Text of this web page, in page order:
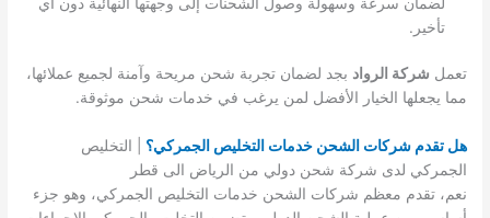
تأخير.
تعمل شركة الرواد بجد لضمان تجربة شحن مريحة وآمنة لجميع عملائها،
مما يجعلها الخيار الأفضل لمن يرغب في خدمات شحن موثوقة.
هل تقدم شركات الشحن خدمات التخليص الجمركي؟ | التخليص
الجمركي لدى شركة شحن دولي من الرياض الى قطر
نعم، تقدم معظم شركات الشحن خدمات التخليص الجمركي، وهو جزء